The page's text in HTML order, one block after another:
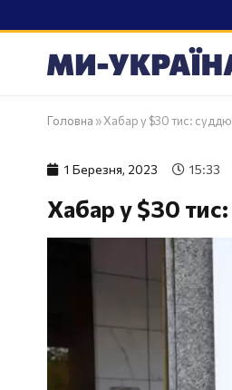
Головна »Хабар у $30 тис: суддю
1 Березня, 2023 15:33
Хабар у $30